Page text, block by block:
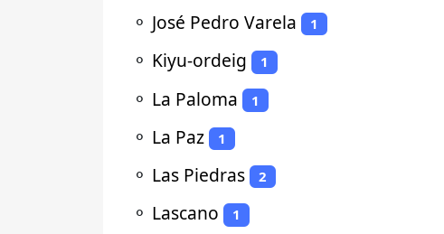
⚬ José Pedro Varela 1
⚬ Kiyu-ordeig 1
⚬ La Paloma 1
⚬ La Paz 1
⚬ Las Piedras 2
⚬ Lascano 1